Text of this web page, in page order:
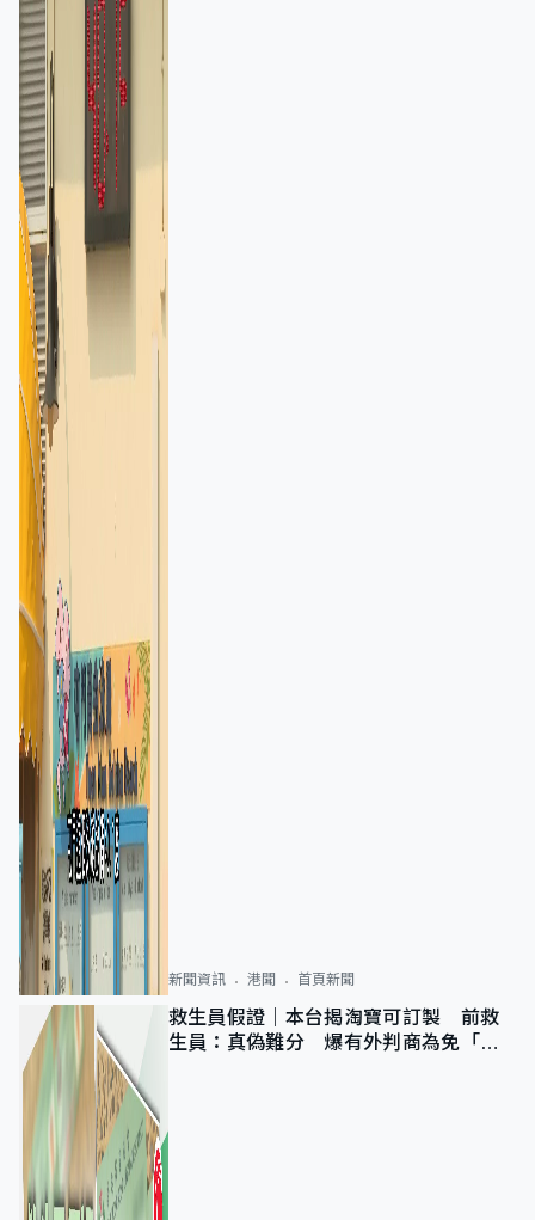
新聞資訊 港聞 首頁新聞
救生員假證｜本台揭淘寶可訂製 前救
生員：真偽難分 爆有外判商為免「封